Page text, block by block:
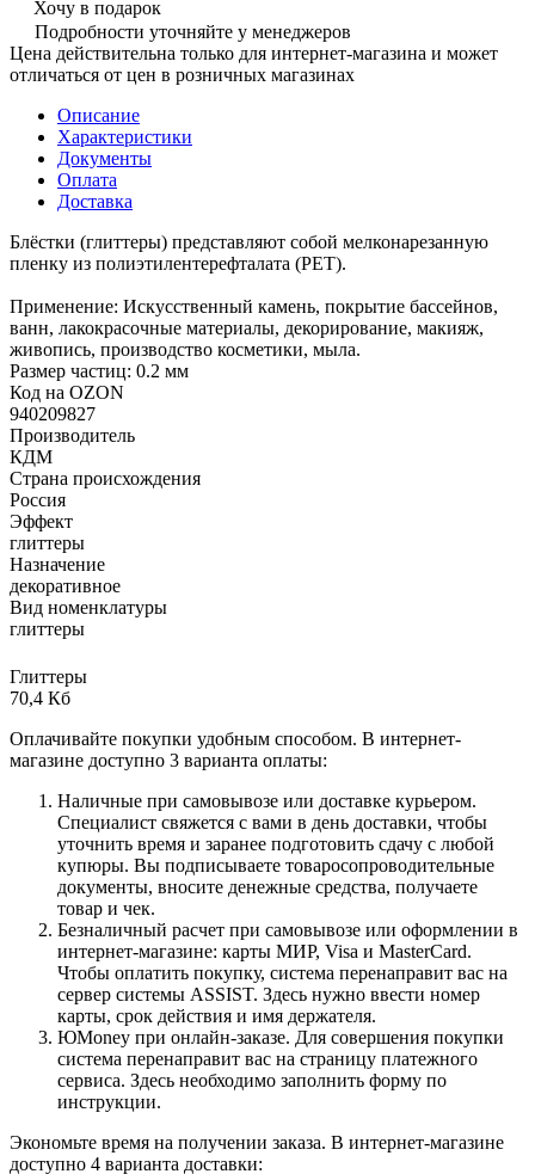
Хочу в подарок
Подробности уточняйте у менеджеров
Цена действительна только для интернет-магазина и может
отличаться от цен в розничных магазинах
Описание
Характеристики
Документы
Оплата
Доставка
Блёстки (глиттеры) представляют собой мелконарезанную
пленку из полиэтилентерефталата (РЕТ).
Применение: Искусственный камень, покрытие бассейнов,
ванн, лакокрасочные материалы, декорирование, макияж,
живопись, производство косметики, мыла.
Размер частиц: 0.2 мм
Код на OZON
940209827
Производитель
КДМ
Страна происхождения
Россия
Эффект
глиттеры
Назначение
декоративное
Вид номенклатуры
глиттеры
Глиттеры
70,4 Кб
Оплачивайте покупки удобным способом. В интернет-
магазине доступно 3 варианта оплаты:
Наличные при самовывозе или доставке курьером.
Специалист свяжется с вами в день доставки, чтобы
уточнить время и заранее подготовить сдачу с любой
купюры. Вы подписываете товаросопроводительные
документы, вносите денежные средства, получаете
товар и чек.
Безналичный расчет при самовывозе или оформлении в
интернет-магазине: карты МИР, Visa и MasterCard.
Чтобы оплатить покупку, система перенаправит вас на
сервер системы ASSIST. Здесь нужно ввести номер
карты, срок действия и имя держателя.
ЮMoney при онлайн-заказе. Для совершения покупки
система перенаправит вас на страницу платежного
сервиса. Здесь необходимо заполнить форму по
инструкции.
Экономьте время на получении заказа. В интернет-магазине
доступно 4 варианта доставки: